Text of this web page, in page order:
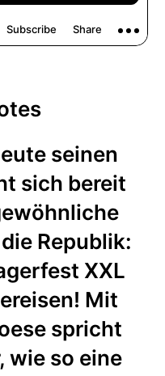
seinen
sich bereit
Republik:
XXL
Mit
spricht
wie so eine